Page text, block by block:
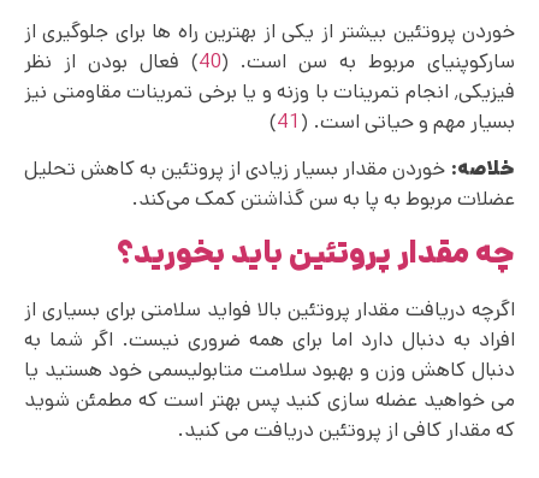
خوردن پروتئین بیشتر از یکی از بهترین راه ها برای جلوگیری از
سارکوپنیای مربوط به سن است. (40) فعال بودن از نظر
فیزیکی٬ انجام تمرینات با وزنه و یا برخی تمرینات مقاومتی نیز
بسیار مهم و حیاتی است. ( 41
)
خلاصه: خوردن مقدار بسیار زیادی از پروتئین به کاهش تحلیل
عضلات مربوط به پا به سن گذاشتن کمک می‌کند.
چه مقدار پروتئین باید بخورید؟
اگرچه دریافت مقدار پروتئین بالا فواید سلامتی برای بسیاری از
افراد به دنبال دارد اما برای همه ضروری نیست. اگر شما به
دنبال کاهش وزن و بهبود سلامت متابولیسمی خود هستید یا
می خواهید عضله سازی کنید پس بهتر است که مطمئن شوید
که مقدار کافی از پروتئین دریافت می‌ کنید.